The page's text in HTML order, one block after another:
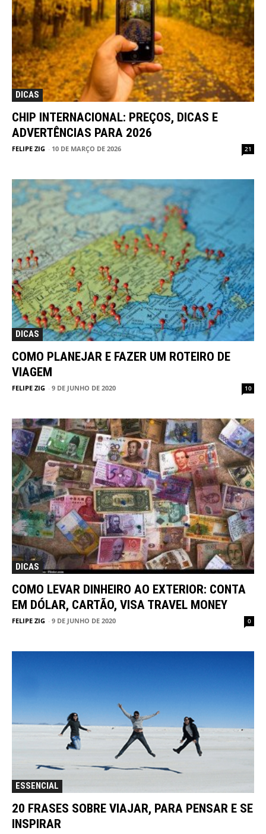
DICAS
CHIP INTERNACIONAL: PREÇOS, DICAS E
ADVERTÊNCIAS PARA 2026
FELIPE ZIG - 10 DE MARÇO DE 2026 21
DICAS
COMO PLANEJAR E FAZER UM ROTEIRO DE
VIAGEM
FELIPE ZIG - 9 DE JUNHO DE 2020 10
DICAS
COMO LEVAR DINHEIRO AO EXTERIOR: CONTA
EM DÓLAR, CARTÃO, VISA TRAVEL MONEY
FELIPE ZIG - 9 DE JUNHO DE 2020 0
ESSENCIAL
20 FRASES SOBRE VIAJAR, PARA PENSAR E SE
INSPIRAR